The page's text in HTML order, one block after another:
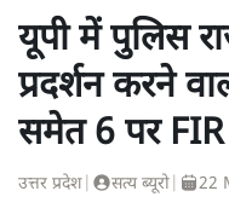
यूपी में पुलिस
प्रदर्शन करने
समेत 6 पर FIR
उत्तर प्रदेश सत्य ब्यूरो 22